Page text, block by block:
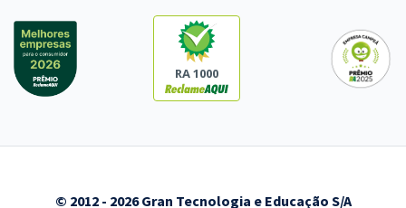
RA 1000
© 2012 - 2026 Gran Tecnologia e Educação S/A